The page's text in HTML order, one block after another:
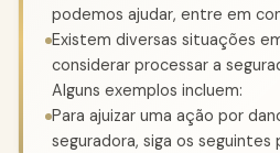
podemos ajudar, entre em
Existem diversas situações
considerar processar a
Alguns exemplos incluem:
Para ajuizar uma ação por
seguradora, siga os seguintes